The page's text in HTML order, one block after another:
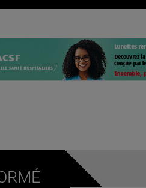
Adresse e-mail